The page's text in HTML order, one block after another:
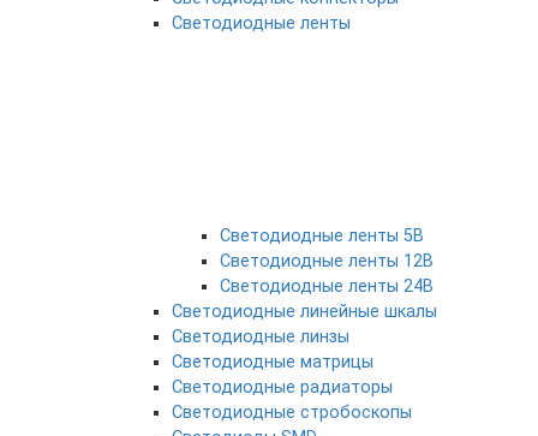
Светодиодные ленты
Светодиодные ленты 5В
Светодиодные ленты 12В
Светодиодные ленты 24В
Светодиодные линейные шкалы
Светодиодные линзы
Светодиодные матрицы
Светодиодные радиаторы
Светодиодные стробоскопы